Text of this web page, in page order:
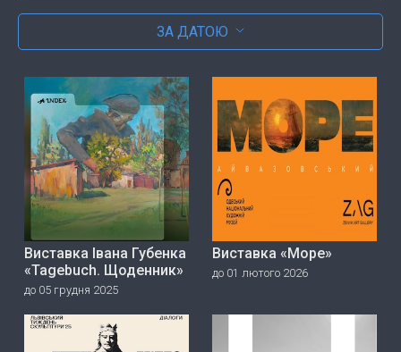
ЗА ДАТОЮ
Виставка Івана Губенка
«Tagebuch. Щоденник»
до 05 грудня 2025
Виставка «Море»
до 01 лютого 2026